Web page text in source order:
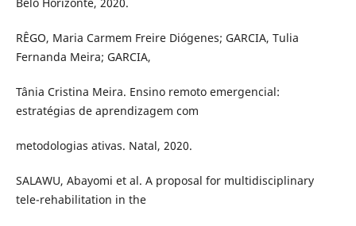
RÊGO, Maria Carmem Freire Diógenes; GARCIA, Tulia
Fernanda Meira; GARCIA,
Tânia Cristina Meira. Ensino remoto emergencial:
estratégias de aprendizagem com
metodologias ativas. Natal, 2020.
SALAWU, Abayomi et al. A proposal for multidisciplinary
tele-rehabilitation in the